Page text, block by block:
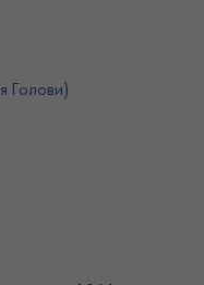
Голови)